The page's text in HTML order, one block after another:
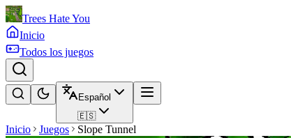
Trees Hate You
Inicio
Todos los juegos
Español
🇪🇸
Inicio Juegos Slope Tunnel